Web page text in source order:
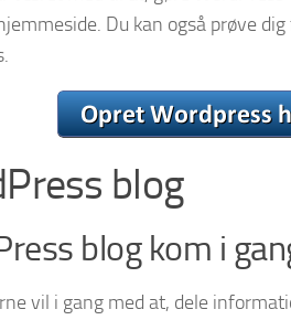
Du kan også prøve
blog
blog kom i
vil i gang med at, dele